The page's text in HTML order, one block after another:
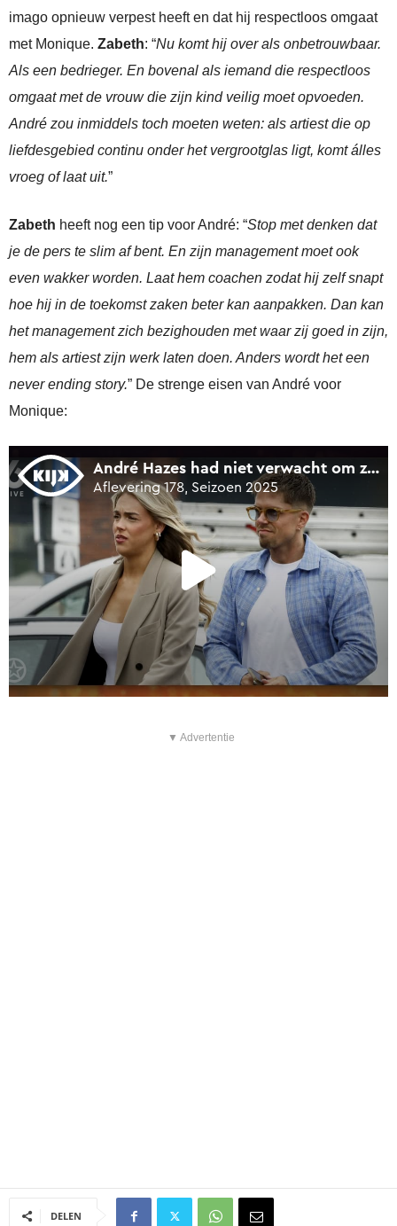
imago opnieuw verpest heeft en dat hij respectloos omgaat
met Monique. Zabeth: “Nu komt hij over als onbetrouwbaar.
Als een bedrieger. En bovenal als iemand die respectloos
omgaat met de vrouw die zijn kind veilig moet opvoeden.
André zou inmiddels toch moeten weten: als artiest die op
liefdesgebied continu onder het vergrootglas ligt, komt álles
vroeg of laat uit.”
Zabeth heeft nog een tip voor André: “Stop met denken dat
je de pers te slim af bent. En zijn management moet ook
even wakker worden. Laat hem coachen zodat hij zelf snapt
hoe hij in de toekomst zaken beter kan aanpakken. Dan kan
het management zich bezighouden met waar zij goed in zijn,
hem als artiest zijn werk laten doen. Anders wordt het een
never ending story.” De strenge eisen van André voor
Monique:
▼ Advertentie
DELEN